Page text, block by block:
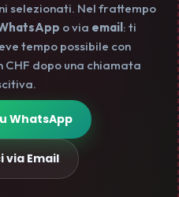
selezionati. Nel frattempo
o via email : ti
tempo possibile con
CHF dopo una chiamata
WhatsApp
via Email